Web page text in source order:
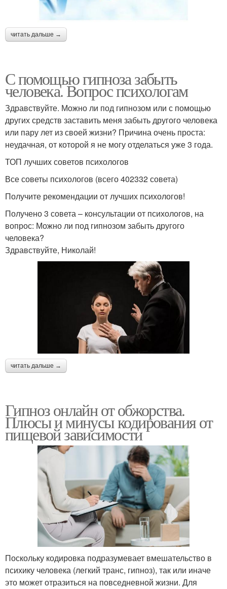
читать дальше →
С помощью гипноза забыть
человека. Вопрос психологам
Здравствуйте. Можно ли под гипнозом или с помощью
других средств заставить меня забыть другого человека
или пару лет из своей жизни? Причина очень проста:
неудачная, от которой я не могу отделаться уже 3 года.
ТОП лучших советов психологов
Все советы психологов (всего 402332 совета)
Получите рекомендации от лучших психологов!
Получено 3 совета – консультации от психологов, на
вопрос: Можно ли под гипнозом забыть другого
человека?
Здравствуйте, Николай!
читать дальше →
Гипноз онлайн от обжорства.
Плюсы и минусы кодирования от
пищевой зависимости
Поскольку кодировка подразумевает вмешательство в
психику человека (легкий транс, гипноз), так или иначе
это может отразиться на повседневной жизни. Для